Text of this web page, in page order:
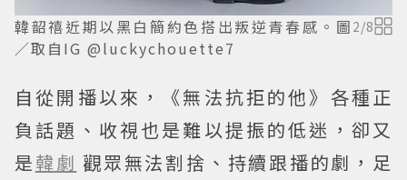
韓韶禧近期以黑白簡約色搭出叛逆青春感。圖
／取自IG @luckychouette7
2/8
自從開播以來，《無法抗拒的他》各種正
負話題、收視也是難以提振的低迷，卻又
是韓劇 觀眾無法割捨、持續跟播的劇，足